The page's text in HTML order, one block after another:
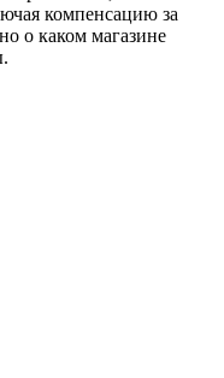
компенсацию за
о каком магазине